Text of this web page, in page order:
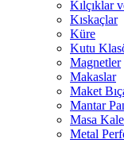
Kılçıklar
Kıskaçlar
Küre
Kutu
Magnetler
Makaslar
Maket
Mantar
Masa
Metal